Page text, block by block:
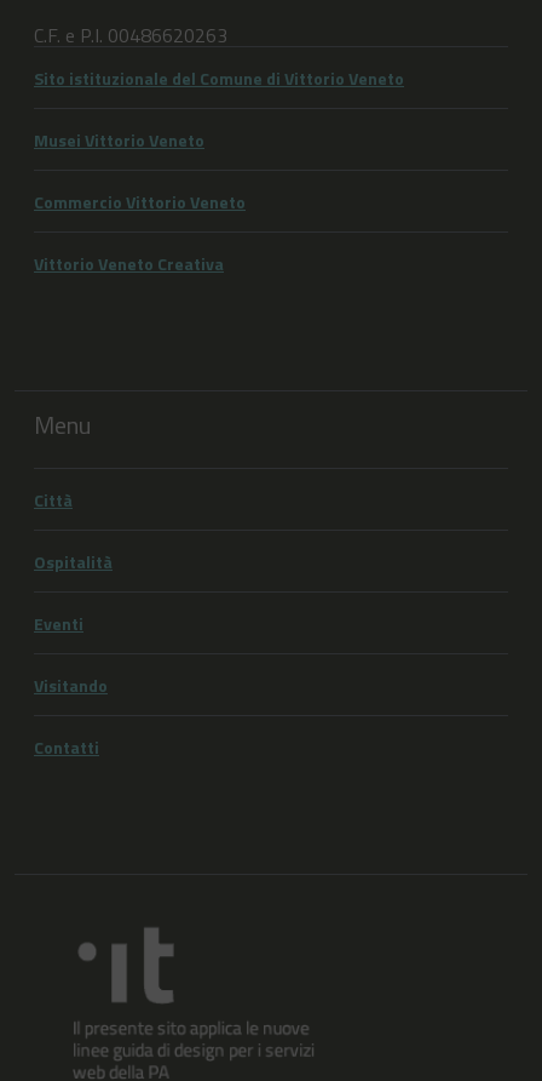
C.F. e P.I. 00486620263
Sito istituzionale del Comune di Vittorio Veneto
Musei Vittorio Veneto
Commercio Vittorio Veneto
Vittorio Veneto Creativa
Menu
Città
Ospitalità
Eventi
Visitando
Contatti